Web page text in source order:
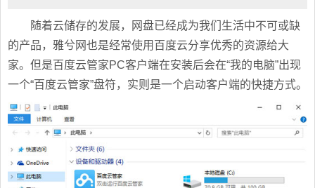
随着云储存的发展，网盘已经成为我们生活中不可或缺
的产品，雅兮网也是经常使用百度云分享优秀的资源给大
家。但是百度云管家PC客户端在安装后会在“我的电脑”出现
一个“百度云管家”盘符，实则是一个启动客户端的快捷方式。